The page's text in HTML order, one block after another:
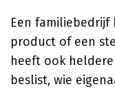
Een
product of een
heeft ook
beslist, wie